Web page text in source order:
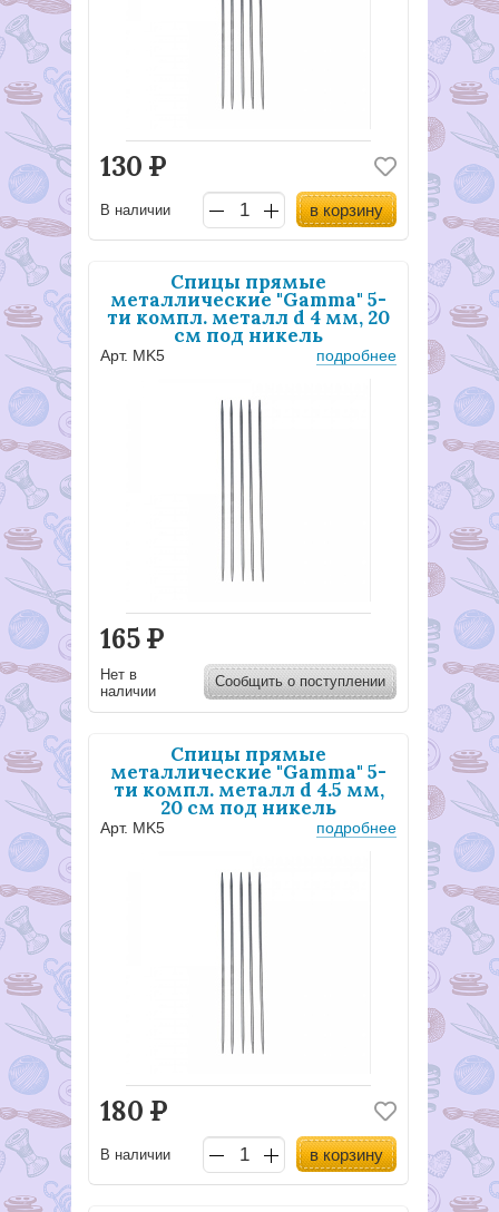
130 Р
В наличии в корзину
Спицы прямые
металлические "Gamma" 5-
ти компл. металл d 4 мм, 20
см под никель
Арт. MK5 подробнее
165Р
Нет в
наличии
Сообщить о поступлении
Спицы прямые
металлические "Gamma" 5-
ти компл. металл d 4.5 мм,
20 см под никель
Арт. MK5 подробнее
180 Р
В наличии в корзину